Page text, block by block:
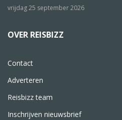
vrijdag 25 september 2026
OVER REISBIZZ
Contact
Adverteren
Reisbizz team
Inschrijven nieuwsbrief